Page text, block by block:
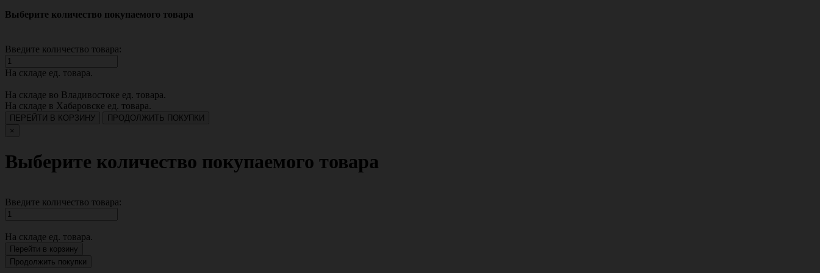
Выберите количество покупаемого товара
Введите количество товара:
На складе ед. товара.
На складе во Владивостоке ед. товара.
На складе в Хабаровске ед. товара.
ПЕРЕЙТИ В КОРЗИНУ
ПРОДОЛЖИТЬ ПОКУПКИ
×
Выберите количество покупаемого товара
Введите количество товара:
На складе ед. товара.
Перейти в корзину
Продолжить покупки